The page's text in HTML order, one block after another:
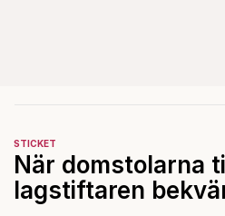
STICKET
När domstolarna
lagstiftaren